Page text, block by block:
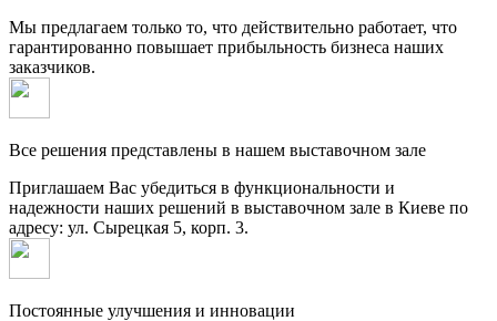
Мы предлагаем только то, что действительно работает, что
гарантированно повышает прибыльность бизнеса наших
заказчиков.
Все решения представлены в нашем выставочном зале
Приглашаем Вас убедиться в функциональности и
надежности наших решений в выставочном зале в Киеве по
адресу: ул. Сырецкая 5, корп. 3.
Постоянные улучшения и инновации